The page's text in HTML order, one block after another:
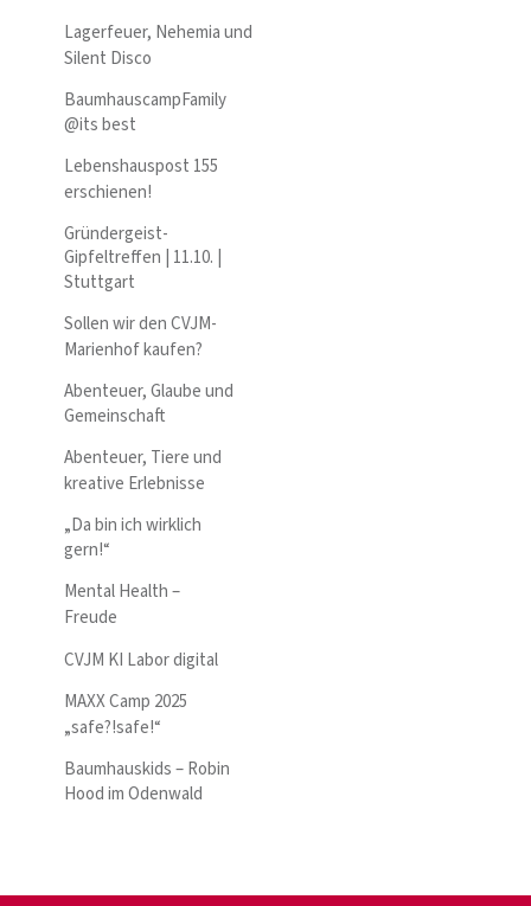
Lagerfeuer, Nehemia und
Silent Disco
BaumhauscampFamily
@its best
Lebenshauspost 155
erschienen!
Gründergeist-
Gipfeltreffen | 11.10. |
Stuttgart
Sollen wir den CVJM-
Marienhof kaufen?
Abenteuer, Glaube und
Gemeinschaft
Abenteuer, Tiere und
kreative Erlebnisse
„Da bin ich wirklich
gern!“
Mental Health –
Freude
CVJM KI Labor digital
MAXX Camp 2025
„safe?!safe!“
Baumhauskids – Robin
Hood im Odenwald